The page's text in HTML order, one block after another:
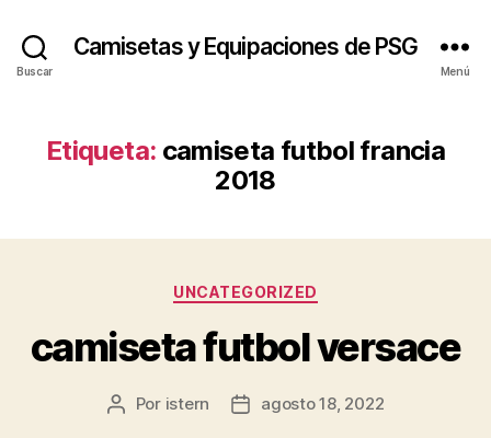
Buscar
Camisetas y Equipaciones de PSG
Menú
Etiqueta: camiseta futbol francia
2018
Categorías
UNCATEGORIZED
camiseta futbol versace
Autor
Por istern
Fechaagosto 18, 2022